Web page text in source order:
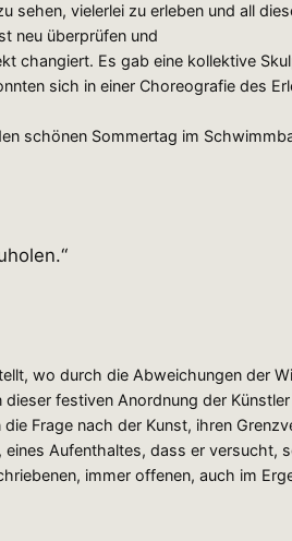
vielerlei zu erleben und all
neu überprüfen und
changiert. Es gab eine kollektive
sich in einer Choreografie des
schönen Sommertag im
wo durch die Abweichungen der
festiven Anordnung der Künstler
Frage nach der Kunst, ihren
Aufenthaltes, dass er versucht,
immer offenen, auch im